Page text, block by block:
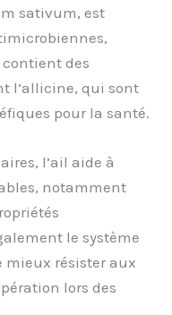
sativum, est
des
l’allicine, qui sont
pour la santé.
l’ail aide à
notamment
le système
résister aux
lors des